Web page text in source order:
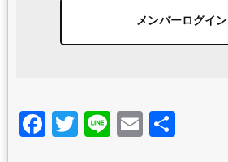
メンバーログイン
Facebook
Twitter
LineEmail
共